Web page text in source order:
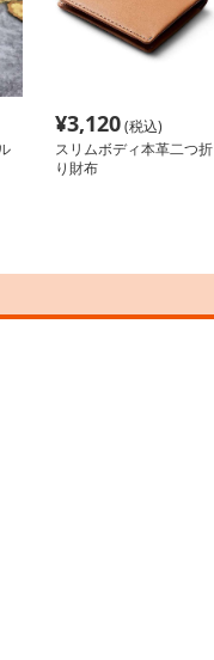
¥3,120(税込)
スリムボディ本革二つ折
り財布